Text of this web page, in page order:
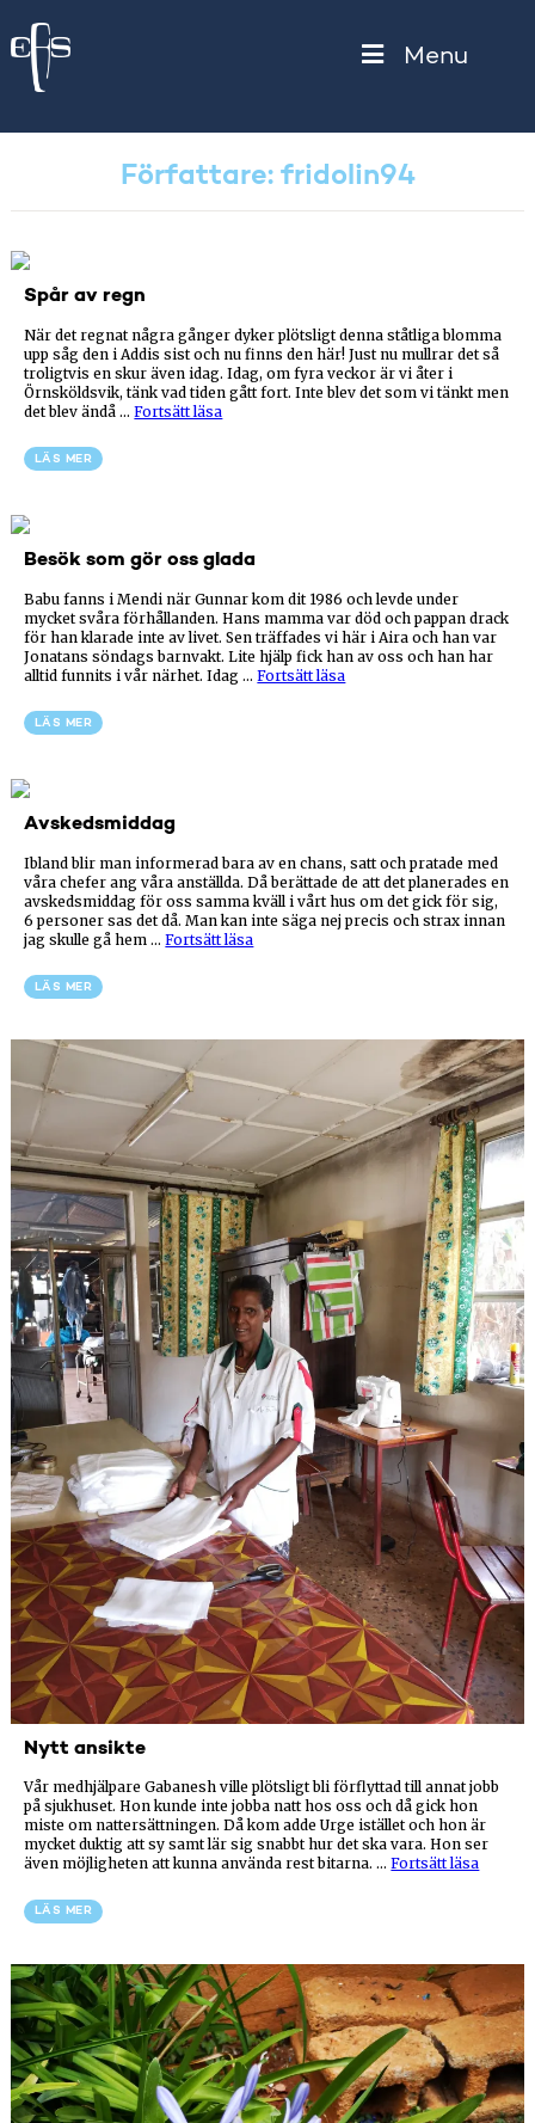
Menu
Författare: fridolin94
Spår av regn
När det regnat några gånger dyker plötsligt denna ståtliga blomma
upp såg den i Addis sist och nu finns den här! Just nu mullrar det så
troligtvis en skur även idag. Idag, om fyra veckor är vi åter i
Örnsköldsvik, tänk vad tiden gått fort. Inte blev det som vi tänkt men
det blev ändå …Fortsätt läsa”Spår
LÄS MER
Besök som gör oss glada
Babu fanns i Mendi när Gunnar kom dit 1986 och levde under
mycket svåra förhållanden. Hans mamma var död och pappan drack
för han klarade inte av livet. Sen träffades vi här i Aira och han var
Jonatans söndags barnvakt. Lite hjälp fick han av oss och han har
alltid funnits i vår närhet. Idag …Fortsätt läsa”Besök
LÄS MER
Avskedsmiddag
Ibland blir man informerad bara av en chans, satt och pratade med
våra chefer ang våra anställda. Då berättade de att det planerades en
avskedsmiddag för oss samma kväll i vårt hus om det gick för sig,
6 personer sas det då. Man kan inte säga nej precis och strax innan
jag skulle gå hem …Fortsätt läsa”Avskedsmiddag”
LÄS MER
Nytt ansikte
Vår medhjälpare Gabanesh ville plötsligt bli förflyttad till annat jobb
på sjukhuset. Hon kunde inte jobba natt hos oss och då gick hon
miste om nattersättningen. Då kom adde Urge istället och hon är
mycket duktig att sy samt lär sig snabbt hur det ska vara. Hon ser
även möjligheten att kunna använda rest bitarna. …Fortsätt läsa”Nytt
LÄS MER